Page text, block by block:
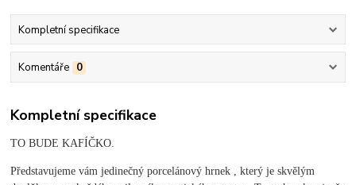
Kompletní specifikace
Komentáře 0
Kompletní specifikace
TO BUDE KAFÍČKO.
Představujeme vám jedinečný porcelánový hrnek , který je skvělým